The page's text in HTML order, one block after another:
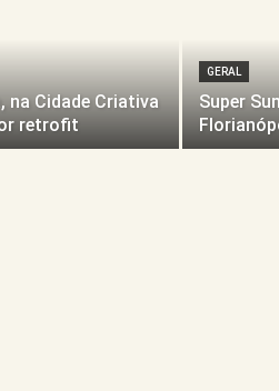
na Cidade Criativa
retrofit
GERAL
Super